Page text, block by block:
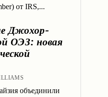
от IRS,...
Джохор-
ОЭЗ: новая
объединили